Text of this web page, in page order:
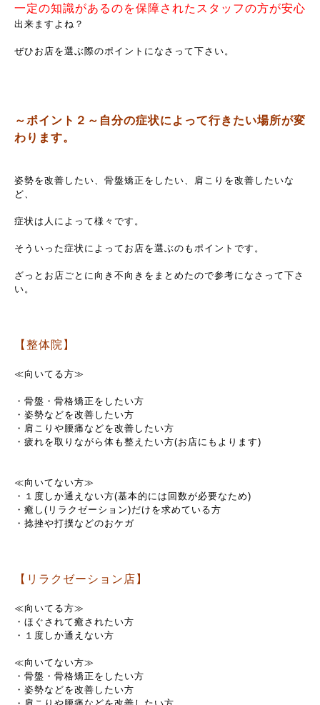
一定の知識があるのを保障されたスタッフの方が安心
出来ますよね？
ぜひお店を選ぶ際のポイントになさって下さい。
～ポイント２～自分の症状によって行きたい場所が変
わります。
姿勢を改善したい、骨盤矯正をしたい、肩こりを改善したいな
ど、
症状は人によって様々です。
そういった症状によってお店を選ぶのもポイントです。
ざっとお店ごとに向き不向きをまとめたので参考になさって下さ
い。
【整体院】
≪向いてる方≫
・骨盤・骨格矯正をしたい方
・姿勢などを改善したい方
・肩こりや腰痛などを改善したい方
・疲れを取りながら体も整えたい方(お店にもよります)
≪向いてない方≫
・１度しか通えない方(基本的には回数が必要なため)
・癒し(リラクゼーション)だけを求めている方
・捻挫や打撲などのおケガ
【リラクゼーション店】
≪向いてる方≫
・ほぐされて癒されたい方
・１度しか通えない方
≪向いてない方≫
・骨盤・骨格矯正をしたい方
・姿勢などを改善したい方